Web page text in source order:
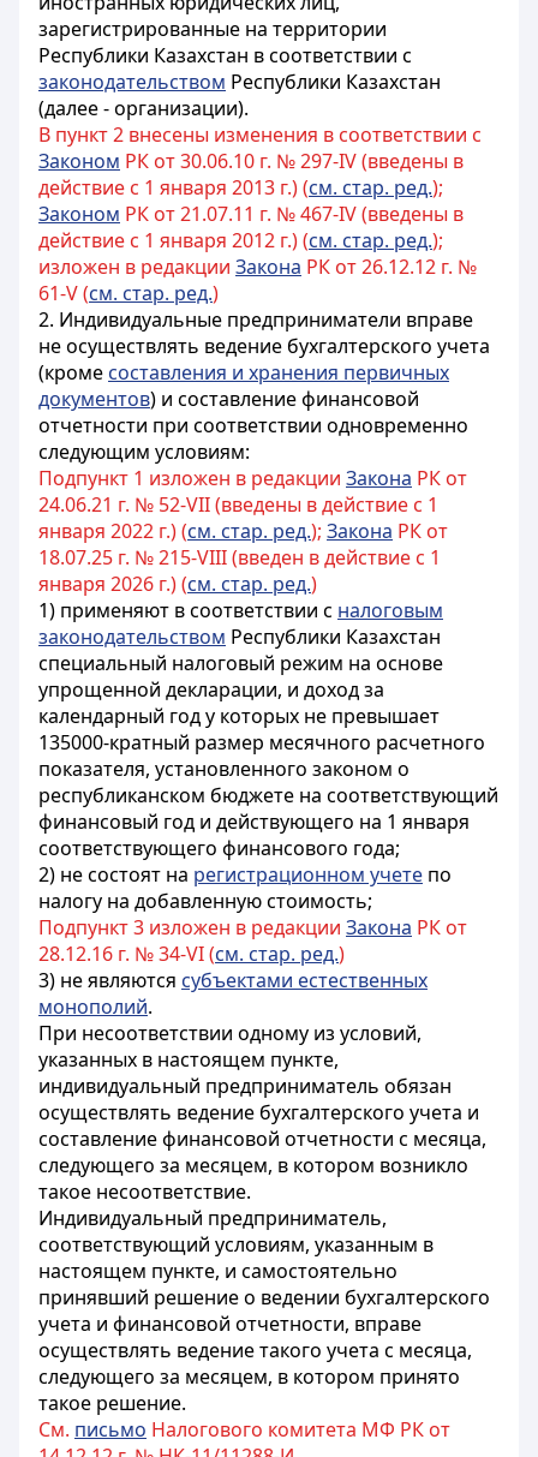
зарегистрированные на территории
Республики Казахстан в соответствии с
законодательством Республики Казахстан
(далее - организации).
В пункт 2 внесены изменения в соответствии с
Законом РК от 30.06.10 г. № 297-IV (введены в
действие с 1 января 2013 г.) (см. стар. ред.);
Законом РК от 21.07.11 г. № 467-IV (введены в
действие с 1 января 2012 г.) (см. стар. ред.);
изложен в редакции Закона РК от 26.12.12 г. №
61-V (см. стар. ред.)
2. Индивидуальные предприниматели вправе
не осуществлять ведение бухгалтерского учета
(кроме составления и хранения первичных
документов) и составление финансовой
отчетности при соответствии одновременно
следующим условиям:
Подпункт 1 изложен в редакции Закона РК от
24.06.21 г. № 52-VII (введены в действие с 1
января 2022 г.) (см. стар. ред.); Закона РК от
18.07.25 г. № 215-VIII (введен в действие с 1
января 2026 г.) (см. стар. ред.)
1) применяют в соответствии с налоговым
законодательством Республики Казахстан
специальный налоговый режим на основе
упрощенной декларации, и доход за
календарный год у которых не превышает
135000-кратный размер месячного расчетного
показателя, установленного законом о
республиканском бюджете на соответствующий
финансовый год и действующего на 1 января
соответствующего финансового года;
2) не состоят на регистрационном учете по
налогу на добавленную стоимость;
Подпункт 3 изложен в редакции Закона РК от
28.12.16 г. № 34-VI (см. стар. ред.)
3) не являются субъектами естественных
монополий.
При несоответствии одному из условий,
указанных в настоящем пункте,
индивидуальный предприниматель обязан
осуществлять ведение бухгалтерского учета и
составление финансовой отчетности с месяца,
следующего за месяцем, в котором возникло
такое несоответствие.
Индивидуальный предприниматель,
соответствующий условиям, указанным в
настоящем пункте, и самостоятельно
принявший решение о ведении бухгалтерского
учета и финансовой отчетности, вправе
осуществлять ведение такого учета с месяца,
следующего за месяцем, в котором принято
такое решение.
См. письмо Налогового комитета МФ РК от